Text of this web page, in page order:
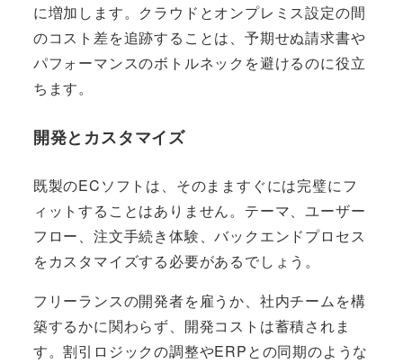
に増加します。クラウドとオンプレミス設定の間
のコスト差を追跡することは、予期せぬ請求書や
パフォーマンスのボトルネックを避けるのに役立
ちます。
開発とカスタマイズ
既製のECソフトは、そのまますぐには完璧にフ
ィットすることはありません。テーマ、ユーザー
フロー、注文手続き体験、バックエンドプロセス
をカスタマイズする必要があるでしょう。
フリーランスの開発者を雇うか、社内チームを構
築するかに関わらず、開発コストは蓄積されま
す。割引ロジックの調整やERPとの同期のような